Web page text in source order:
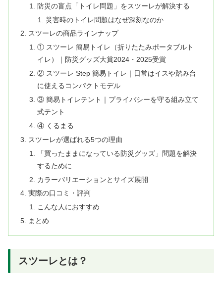
防災の盲点「トイレ問題」をスツーレが解決する
災害時のトイレ問題はなぜ深刻なのか
スツーレの商品ラインナップ
① スツーレ 簡易トイレ（折りたたみポータブルト
イレ）｜防災グッズ大賞2024・2025受賞
② スツーレ Step 簡易トイレ｜日常はイスや踏み台
に使えるコンパクトモデル
③ 簡易トイレテント｜プライバシーを守る組み立て
式テント
④ くるまる
スツーレが選ばれる5つの理由
「買ったままになっている防災グッズ」問題を解決
するために
カラーバリエーションとサイズ展開
実際の口コミ・評判
こんな人におすすめ
まとめ
スツーレとは？